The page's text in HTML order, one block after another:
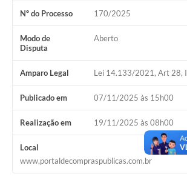
Galeria de Fotos
Galeria de Vídeos
Notícias
Links e Sites
Nº do Processo 170/2025
Modo de
Disputa
Aberto
Amparo Legal Lei 14.133/2021, Art 28, I
Publicado em 07/11/2025 às 15h00
Realização em 19/11/2025 às 08h00
Local
www,portaldecompraspublicas.com.br